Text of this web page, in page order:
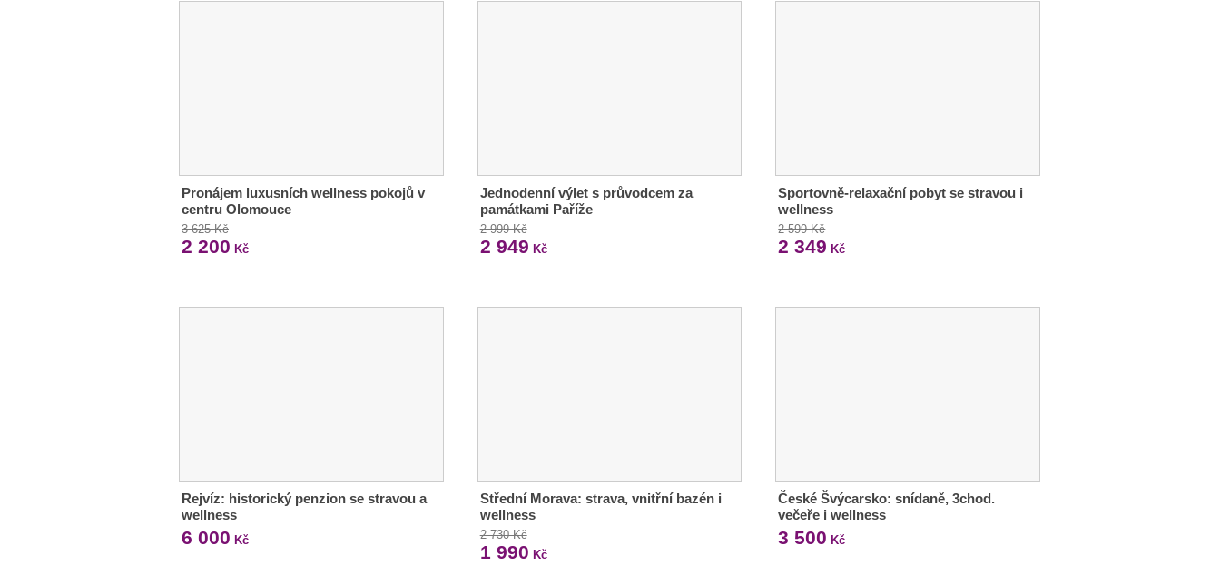
Pronájem luxusních wellness pokojů v
centru Olomouce
3 625 Kč
2 200 Kč
Jednodenní výlet s průvodcem za
památkami Paříže
2 999 Kč
2 949 Kč
Sportovně-relaxační pobyt se stravou i
wellness
2 599 Kč
2 349 Kč
Rejvíz: historický penzion se stravou a
wellness
6 000 Kč
Střední Morava: strava, vnitřní bazén i
wellness
2 730 Kč
1 990 Kč
České Švýcarsko: snídaně, 3chod.
večeře i wellness
3 500 Kč